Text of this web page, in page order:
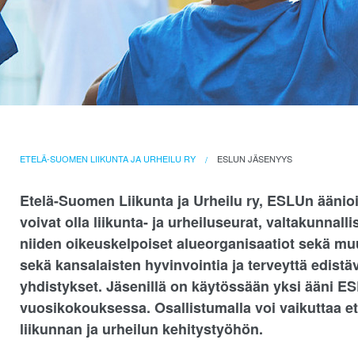
ETELÄ-SUOMEN LIIKUNTA JA URHEILU RY ESLUN JÄSENYYS
Etelä-Suomen Liikunta ja Urheilu ry, ESLUn
voivat olla liikunta- ja urheiluseurat,
niiden oikeuskelpoiset alueorganisaatiot sekä
sekä kansalaisten hyvinvointia ja terveyttä
yhdistykset. Jäsenillä on käytössään yksi ääni
vuosikokouksessa. Osallistumalla voi vaikuttaa
liikunnan ja urheilun kehitystyöhön.